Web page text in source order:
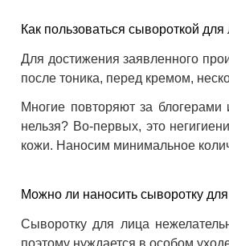
Как пользоваться сывороткой для
Для достижения заявленного
после тоника, перед кремом,
Многие повторяют за
нельзя? Во-первых, это
кожи. Наносим минимальное
Можно ли наносить сыворотку
Сыворотку для лица
поэтому нуждается в особом